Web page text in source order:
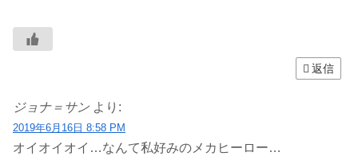
返信
ジョナ＝サン より:
2019年6月16日 8:58 PM
オイオイオイ…なんて私好みのメカヒーロー…